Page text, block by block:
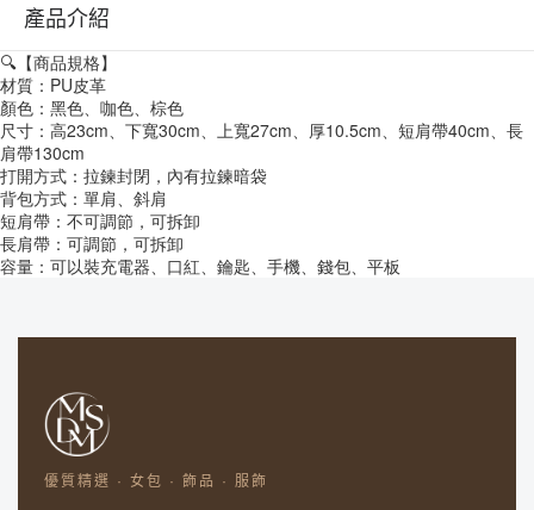
產品介紹
🔍【商品規格】
材質：PU皮革
顏色：黑色、咖色、棕色
尺寸：高23cm、下寬30cm、上寬27cm、厚10.5cm、短肩帶40cm、長
肩帶130cm
打開方式：拉鍊封閉，內有拉鍊暗袋
背包方式：單肩、斜肩
短肩帶：不可調節，可拆卸
長肩帶：可調節，可拆卸
容量：可以裝充電器、口紅、鑰匙、手機、錢包、平板
優質精選 · 女包 · 飾品 · 服飾